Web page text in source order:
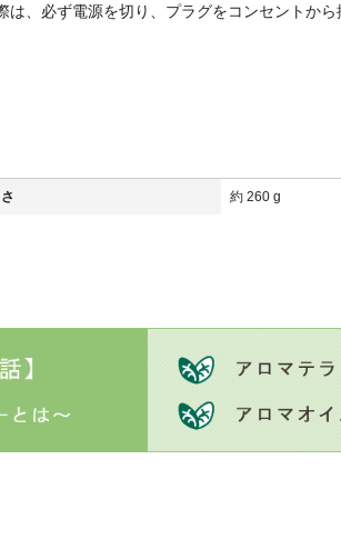
は、必ず電源を切り、プラグをコンセントか
約 260 g